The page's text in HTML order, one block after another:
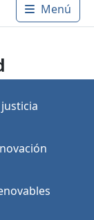
Main
Menú